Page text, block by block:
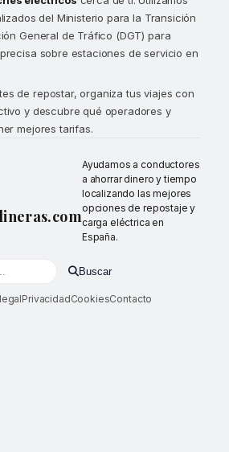
del Ministerio para la Transición
General de Tráfico (DGT) para
sobre estaciones de servicio en
de repostar, organiza tus viajes con
y descubre qué operadores y
mejores tarifas.
Ayudamos a conductores
a ahorrar dinero y tiempo
localizando las mejores
opciones de repostaje y
carga eléctrica en
España.
localidad o provincia
Buscar
PrivacidadCookiesContacto